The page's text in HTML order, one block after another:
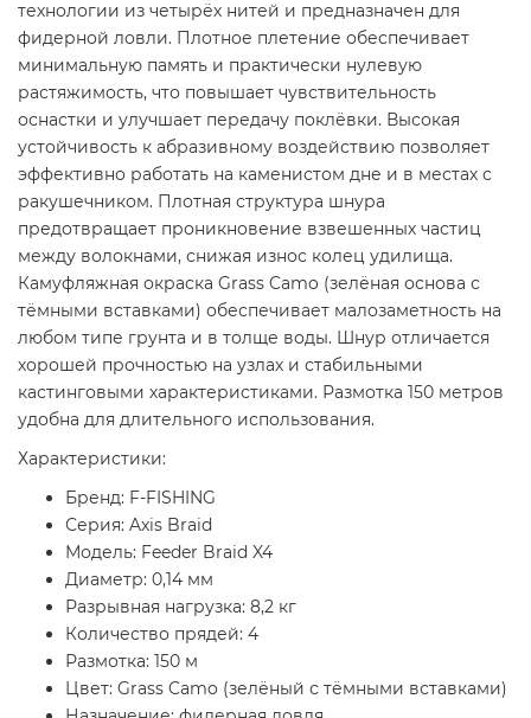
технологии из четырёх нитей и предназначен для
фидерной ловли. Плотное плетение обеспечивает
минимальную память и практически нулевую
растяжимость, что повышает чувствительность
оснастки и улучшает передачу поклёвки. Высокая
устойчивость к абразивному воздействию позволяет
эффективно работать на каменистом дне и в местах с
ракушечником. Плотная структура шнура
предотвращает проникновение взвешенных частиц
между волокнами, снижая износ колец удилища.
Камуфляжная окраска Grass Camo (зелёная основа с
тёмными вставками) обеспечивает малозаметность на
любом типе грунта и в толще воды. Шнур отличается
хорошей прочностью на узлах и стабильными
кастинговыми характеристиками. Размотка 150 метров
удобна для длительного использования.
Характеристики:
Бренд: F-FISHING
Серия: Axis Braid
Модель: Feeder Braid X4
Диаметр: 0,14 мм
Разрывная нагрузка: 8,2 кг
Количество прядей: 4
Размотка: 150 м
Цвет: Grass Camo (зелёный с тёмными вставками)